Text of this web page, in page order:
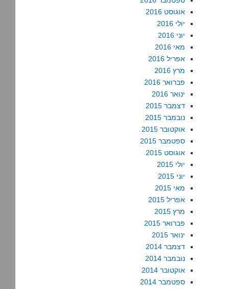
אוגוסט 2016
יולי 2016
יוני 2016
מאי 2016
אפריל 2016
מרץ 2016
פברואר 2016
ינואר 2016
דצמבר 2015
נובמבר 2015
אוקטובר 2015
ספטמבר 2015
אוגוסט 2015
יולי 2015
יוני 2015
מאי 2015
אפריל 2015
מרץ 2015
פברואר 2015
ינואר 2015
דצמבר 2014
נובמבר 2014
אוקטובר 2014
ספטמבר 2014